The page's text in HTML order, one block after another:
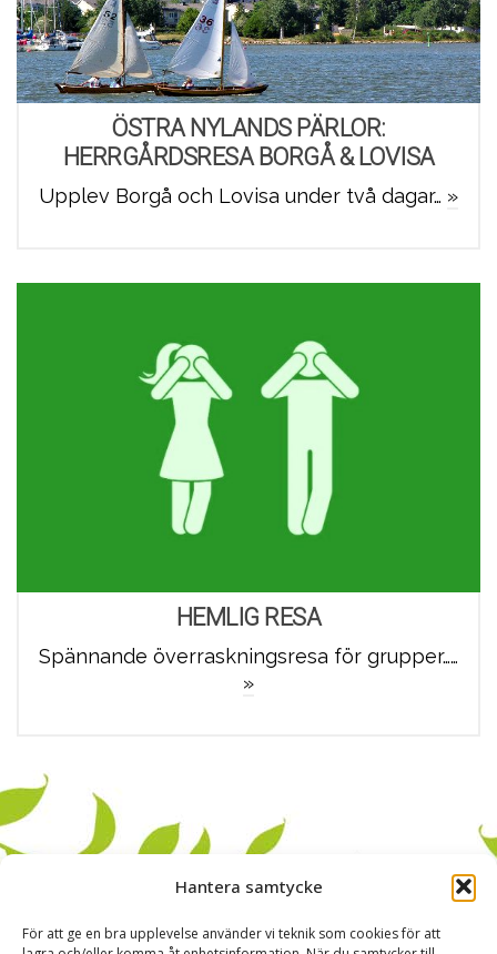
Hantera samtycke
För att ge en bra upplevelse använder vi teknik som cookies för att
ÖSTRA NYLANDS PÄRLOR:
HERRGÅRDSRESA BORGÅ & LOVISA
Upplev Borgå och Lovisa under två dagar… »
HEMLIG RESA
Spännande överraskningsresa för grupper……
»